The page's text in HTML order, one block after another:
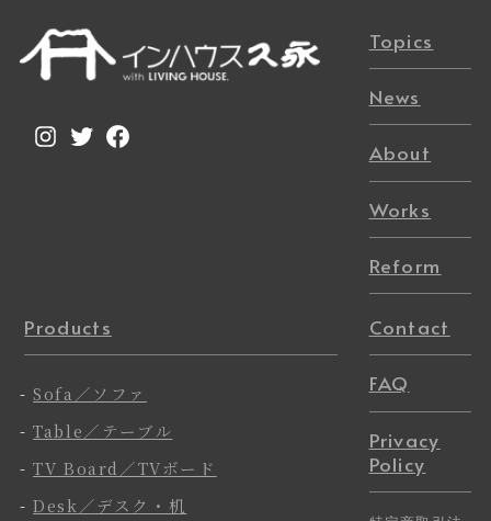
Instagram
TwitterFacebook
Topics
News
About
Works
Reform
Products
-Sofa／ソファ
-Table／テーブル
-TV Board／TVボード
-Desk／デスク・机
Contact
FAQ
Privacy
Policy